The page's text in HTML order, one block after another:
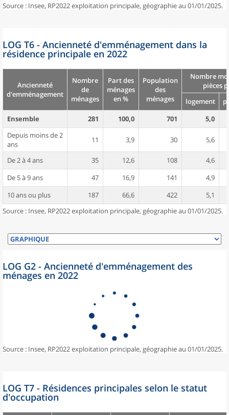
Source : Insee, RP2022 exploitation principale, géographie au 01/01/2025.
LOG T6 - Ancienneté d'emménagement dans la
résidence principale en 2022
Ancienneté
d'emménagement
Nombre
de
ménages
Part des
ménages
en %
Population
des
ménages
Nombre
pièces
logement
Ensemble
281 100,0 701
5,0
Depuis moins de 2
ans
11 3,9 30 5,6
De 2 à 4 ans 35 12,6 108
4,6
De 5 à 9 ans
47 16,9 141
4,9
10 ans ou plus
187 66,6 422
5,1
Source : Insee, RP2022 exploitation principale, géographie au 01/01/2025.
LOG G2 - Ancienneté d'emménagement des
ménages en 2022
Source : Insee, RP2022 exploitation principale, géographie au 01/01/2025.
LOG T7 - Résidences principales selon le statut
d'occupation